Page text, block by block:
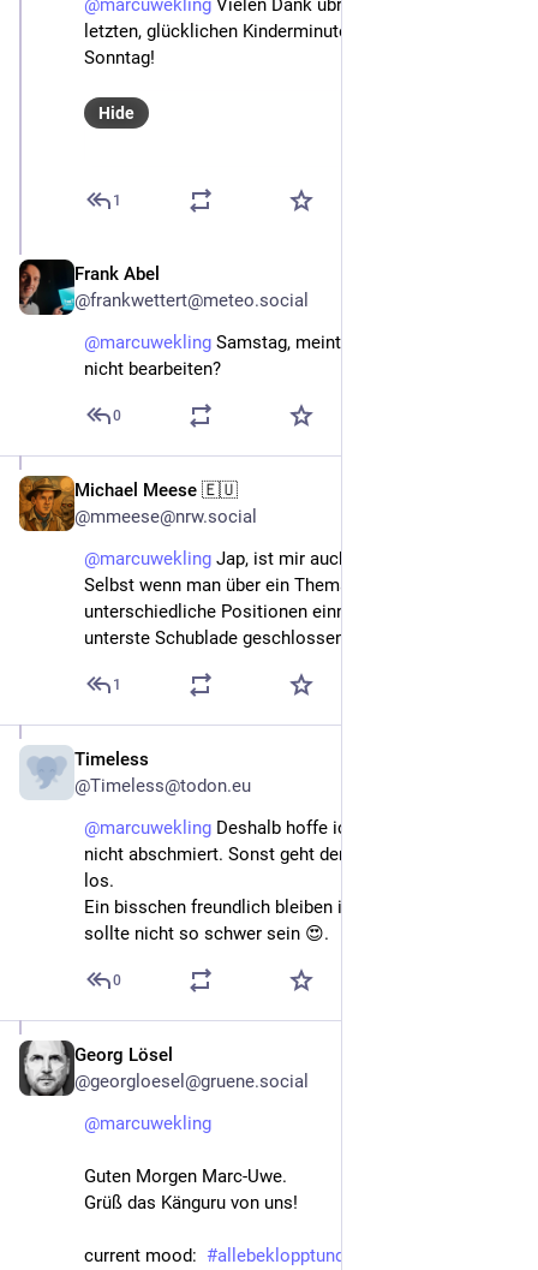
@marcuwekling Vielen Dank übrigens für die schönen
letzten, glücklichen Kinderminuten an einem schönen
Sonntag!
Hide
1
Frank Abel
@frankwettert@meteo.social
@marcuwekling Samstag, meinte ich. Kann man hier
nicht bearbeiten?
0
Michael Meese 🇪🇺
@mmeese@nrw.social
@marcuwekling Jap, ist mir auch direkt aufgefallen.
Selbst wenn man über ein Thema „streitet“ und völlig
unterschiedliche Positionen einnimmt, bleibt die
unterste Schublade geschlossen.
1
Timeless
@Timeless@todon.eu
@marcuwekling Deshalb hoffe ich auch, dass Twitter
nicht abschmiert. Sonst geht der ganze Mist hier auch
los.
Ein bisschen freundlich bleiben in jeder Diskussion
sollte nicht so schwer sein 😍.
0
Georg Lösel
@georgloesel@gruene.social
@marcuwekling
Guten Morgen Marc-Uwe.
Grüß das Känguru von uns!
current mood: #allebeklopptundderrestverrückt